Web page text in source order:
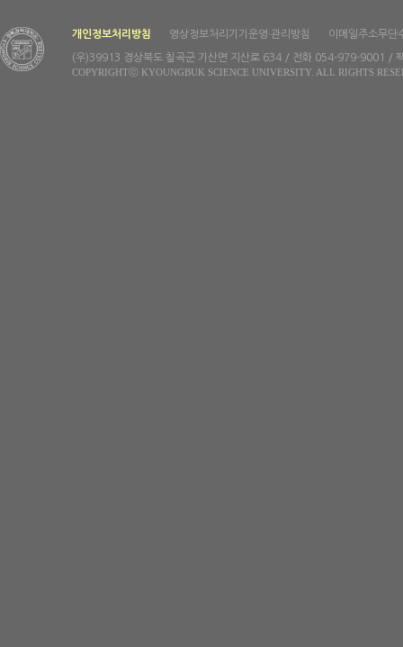
개인정보처리방침 영상정보처리기기운영·관리방침 이메일주소무단
(우)39913 경상북도 칠곡군 기산면 지산로 634 / 전화 054-979-9001 /
COPYRIGHTⓒ KYOUNGBUK SCIENCE UNIVERSITY. ALL RIGHTS